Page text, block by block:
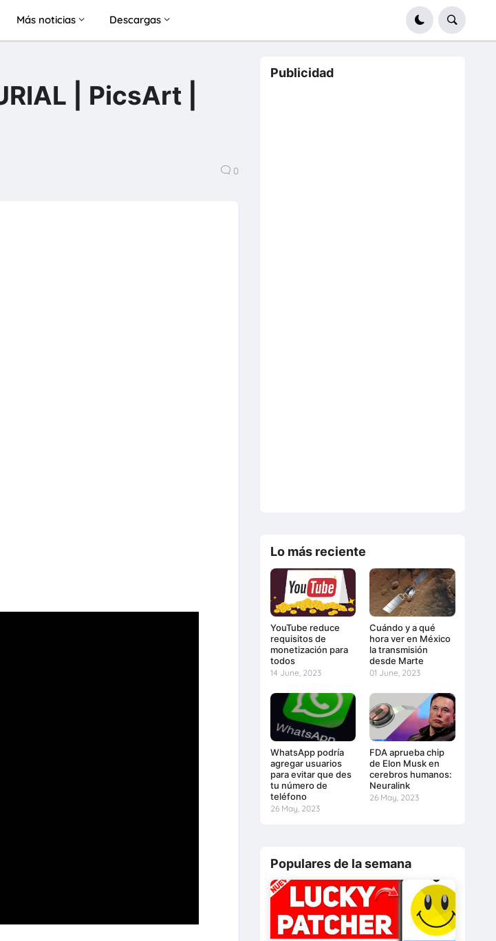
Más noticias Descargas
| PicsArt |
0
Publicidad
Lo más reciente
YouTube reduce
requisitos de
monetización para
todos
14 June, 2023
Cuándo y a qué
hora ver en México
la transmisión
desde Marte
01 June, 2023
WhatsApp podría
agregar usuarios
para evitar que des
tu número de
teléfono
26 May, 2023
FDA aprueba chip
de Elon Musk en
cerebros humanos:
Neuralink
26 May, 2023
Populares de la semana